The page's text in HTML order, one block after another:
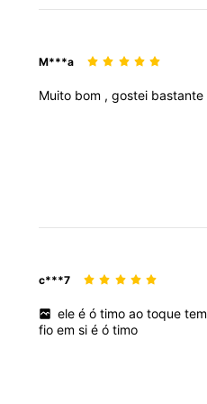
M***a
Muito bom , gostei bastante
c***7
eleéótimoaotoquetem
fio em si é ó timo